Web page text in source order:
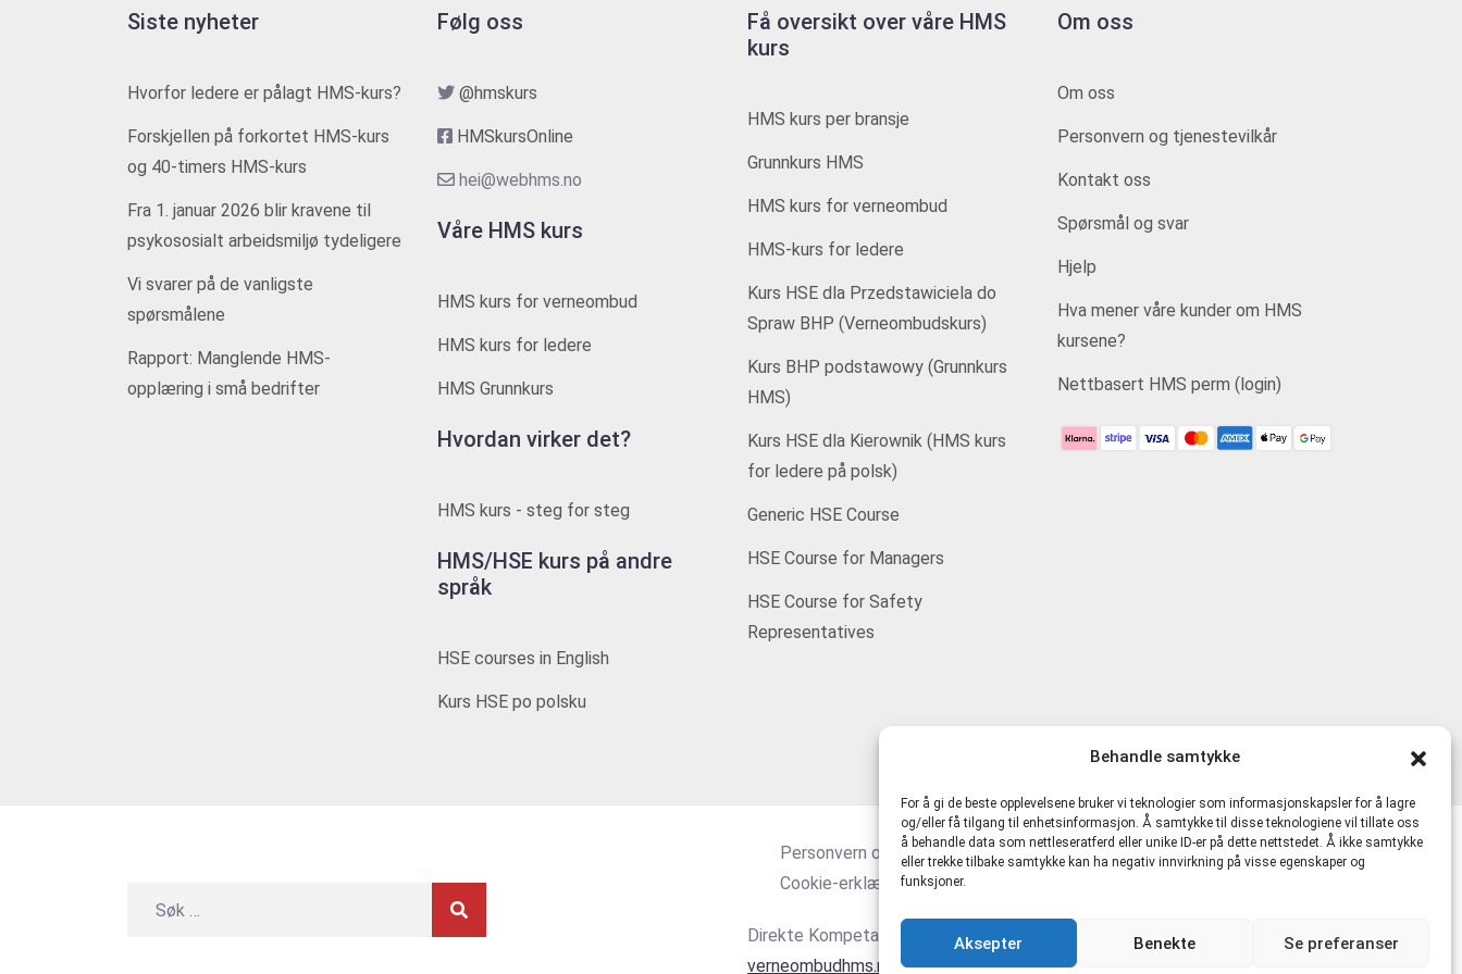
Behandle samtykke
For å gi de beste opplevelsene bruker vi teknologier som informasjonskapsler for å lagre
og/eller få tilgang til enhetsinformasjon. Å samtykke til disse teknologiene vil tillate oss
å behandle data som nettleseratferd eller unike ID-er på dette nettstedet. Å ikke samtykke
eller trekke tilbake samtykke kan ha negativ innvirkning på visse egenskaper og
funksjoner.
Aksepter Benekte Se preferanser
Siste nyheter
Hvorfor ledere er pålagt HMS-kurs?
Forskjellen på forkortet HMS-kurs
og 40-timers HMS-kurs
Fra 1. januar 2026 blir kravene til
psykososialt arbeidsmiljø tydeligere
Vi svarer på de vanligste
spørsmålene
Rapport: Manglende HMS-
opplæring i små bedrifter
Følg oss
@hmskurs
HMSkursOnline
hei@webhms.no
Våre HMS kurs
HMS kurs for verneombud
HMS kurs for ledere
HMS Grunnkurs
Hvordan virker det?
HMS kurs - steg for steg
HMS/HSE kurs på andre
språk
HSE courses in English
Kurs HSE po polsku
Få oversikt over våre HMS
kurs
HMS kurs per bransje
Grunnkurs HMS
HMS kurs for verneombud
HMS-kurs for ledere
Kurs HSE dla Przedstawiciela do
Spraw BHP (Verneombudskurs)
Kurs BHP podstawowy (Grunnkurs
HMS)
Kurs HSE dla Kierownik (HMS kurs
for ledere på polsk)
Generic HSE Course
HSE Course for Managers
HSE Course for Safety
Representatives
Om oss
Om oss
Personvern og tjenestevilkår
Kontakt oss
Spørsmål og svar
Hjelp
Hva mener våre kunder om HMS
kursene?
Nettbasert HMS perm (login)
Personvern og tjenestevilkår
Cookie-erklæring (EU)
Direkte Kompetanse AS 916481721 MVA | hmskurs.net|hmskurs.no
verneombudhms.no
|hmsdirekte.no